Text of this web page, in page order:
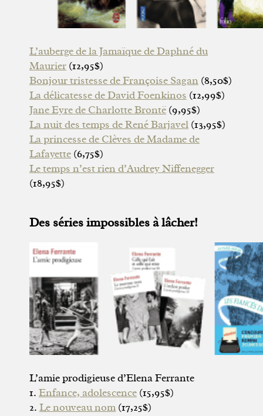
L’auberge de la Jamaïque de Daphné du
Maurier (12,95$)
Bonjour tristesse de Françoise Sagan (8,50$)
La délicatesse de David Foenkinos (12,99$)
Jane Eyre de Charlotte Brontë (9,95$)
La nuit des temps de René Barjavel (13,95$)
La princesse de Clèves de Madame de
Lafayette (6,75$)
Le temps n’est rien d’Audrey Niffenegger
(18,95$)
Des séries impossibles à lâcher!
L’amie prodigieuse d’Elena Ferrante
1. Enfance, adolescence (15,95$)
2. Le nouveau nom(17,25$)